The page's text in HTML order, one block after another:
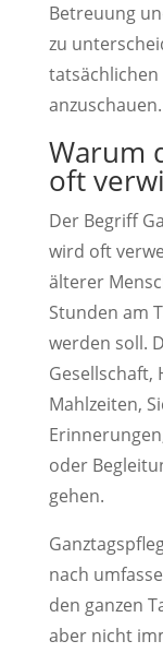
Betreuung
zu
anzuschauen.
Warum
oft
Der Begriff
wird oft
älterer
Stunden am
werden soll.
Gesellschaft,
Mahlzeiten,
oder
gehen.
nach
den ganzen
aber nicht